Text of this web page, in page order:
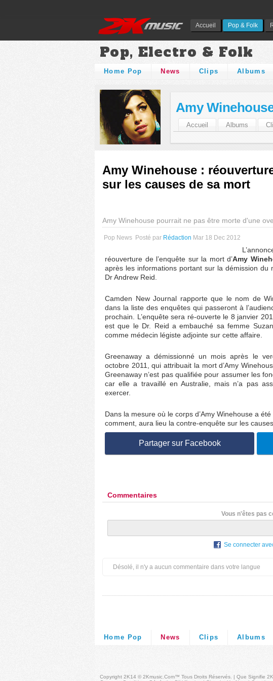
Accueil Pop & Folk
Pop, Electro & Folk
Home Pop News Clips Albums
Amy
Accueil Albums
Amy Winehouse :
sur les causes de sa mort
Amy Winehouse pourrait ne pas être morte d'une
Pop News Posté par Rédaction Mar 18 Dec 2012
réouverture de l’enquête sur la mort d’Amy
après les informations portant sur la démission du
Dr Andrew Reid.
Camden New Journal rapporte que le nom de
dans la liste des enquêtes qui passeront à
prochain. L’enquête sera ré-ouverte le 8 janvier
est que le Dr. Reid a embauché sa femme
comme médecin légiste adjointe sur cette affaire.
Greenaway a démissionné un mois après le
octobre 2011, qui attribuait la mort d’Amy
Greenaway n’est pas qualifiée pour assumer les
car elle a travaillé en Australie, mais n’a pas
exercer.
Dans la mesure où le corps d’Amy Winehouse a
comment, aura lieu la contre-enquête sur les
Partager sur Facebook
Commentaires
Vous n'êtes pas
Se connecter
Désolé, il n'y a aucun commentaire dans votre langue
Home Pop News Clips Albums
Copyright 2K14 © 2Kmusic.com™ Tous Droits Réservés . | Que Signifie